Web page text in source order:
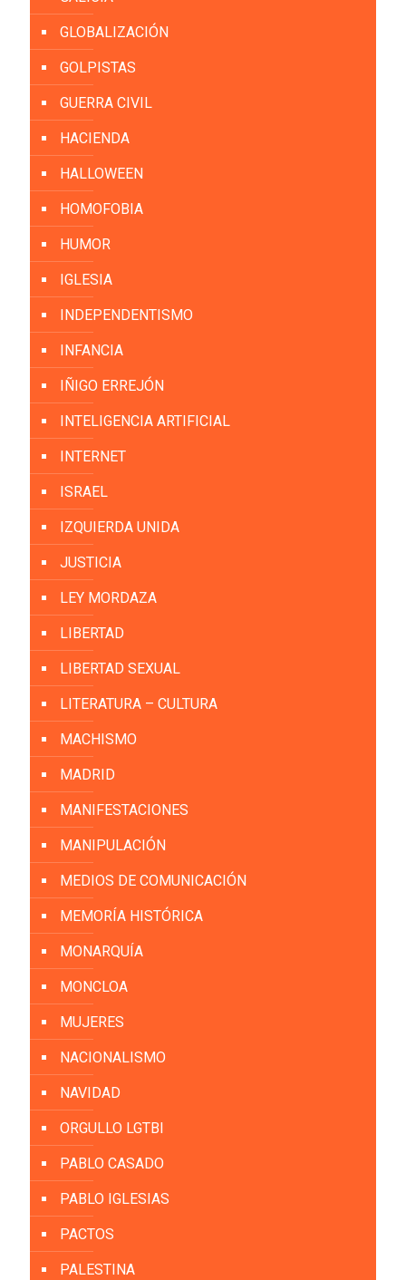
GLOBALIZACIÓN
GOLPISTAS
GUERRA CIVIL
HACIENDA
HALLOWEEN
HOMOFOBIA
HUMOR
IGLESIA
INDEPENDENTISMO
INFANCIA
IÑIGO ERREJÓN
INTELIGENCIA ARTIFICIAL
INTERNET
ISRAEL
IZQUIERDA UNIDA
JUSTICIA
LEY MORDAZA
LIBERTAD
LIBERTAD SEXUAL
LITERATURA – CULTURA
MACHISMO
MADRID
MANIFESTACIONES
MANIPULACIÓN
MEDIOS DE COMUNICACIÓN
MEMORÍA HISTÓRICA
MONARQUÍA
MONCLOA
MUJERES
NACIONALISMO
NAVIDAD
ORGULLO LGTBI
PABLO CASADO
PABLO IGLESIAS
PACTOS
PALESTINA